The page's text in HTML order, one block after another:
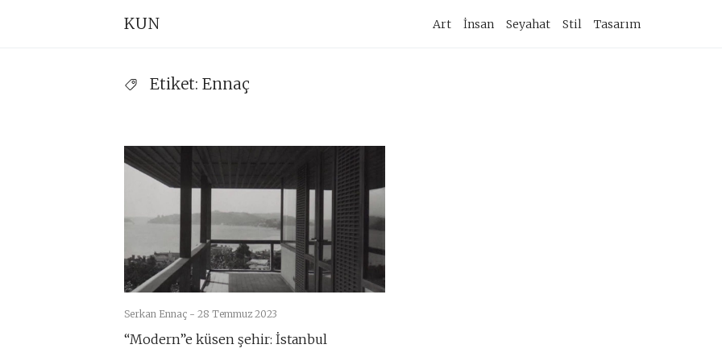
KUN Art İnsan Seyahat Stil Tasarım
Etiket: Ennaç
Serkan Ennaç - 28 Temmuz 2023
“Modern”e küsen şehir: İstanbul